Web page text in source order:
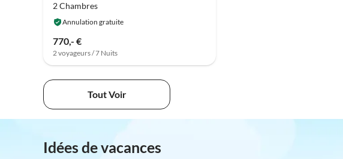
2 Chambres
Annulation gratuite
770,- €
2 voyageurs / 7 Nuits
Tout Voir
Idées de vacances